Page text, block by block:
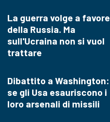
La guerra volge a favore
della Russia. Ma
sull'Ucraina non si vuol
trattare
Dibattito a Washington:
se gli Usa esauriscono i
loro arsenali di missili